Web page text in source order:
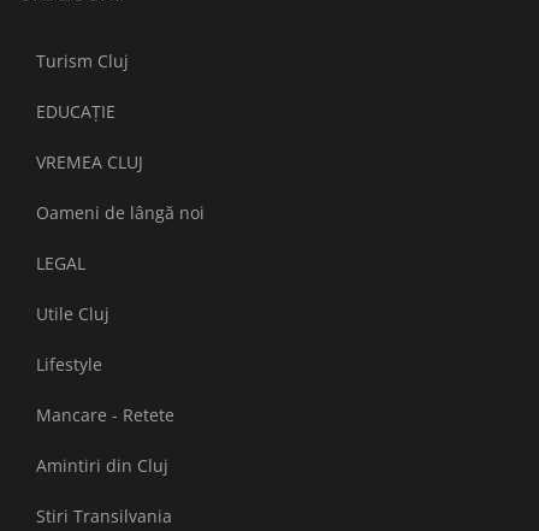
Turism Cluj
EDUCAȚIE
VREMEA CLUJ
Oameni de lângă noi
LEGAL
Utile Cluj
Lifestyle
Mancare - Retete
Amintiri din Cluj
Stiri Transilvania